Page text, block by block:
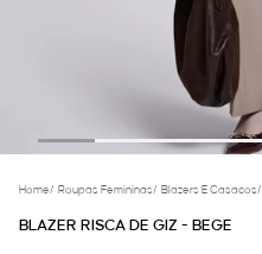
Home/ Roupas Femininas/ Blazers E Casacos/
BLAZER RISCA DE GIZ - BEGE